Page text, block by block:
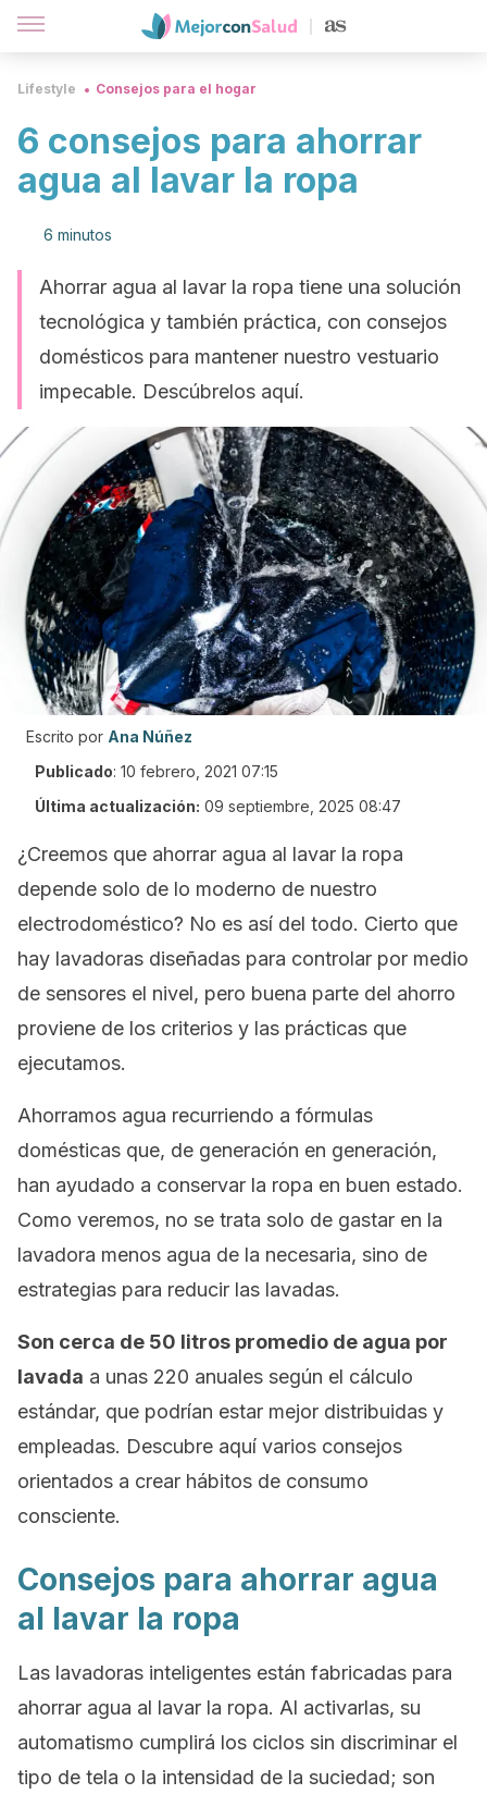
Lifestyle Consejos para el hogar
6 consejos para ahorrar
agua al lavar la ropa
6 minutos
Ahorrar agua al lavar la ropa tiene una solución
tecnológica y también práctica, con consejos
domésticos para mantener nuestro vestuario
impecable. Descúbrelos aquí.
Escrito por Ana Núñez
Publicado: 10 febrero, 2021 07:15
Última actualización: 09 septiembre, 2025 08:47
¿Creemos que ahorrar agua al lavar la ropa
depende solo de lo moderno de nuestro
electrodoméstico? No es así del todo. Cierto que
hay lavadoras diseñadas para controlar por medio
de sensores el nivel, pero buena parte del ahorro
proviene de los criterios y las prácticas que
ejecutamos.
Ahorramos agua recurriendo a fórmulas
domésticas que, de generación en generación,
han ayudado a conservar la ropa en buen estado.
Como veremos, no se trata solo de gastar en la
lavadora menos agua de la necesaria, sino de
estrategias para reducir las lavadas.
Son cerca de 50 litros promedio de agua por
lavada a unas 220 anuales según el cálculo
estándar, que podrían estar mejor distribuidas y
empleadas. Descubre aquí varios consejos
orientados a crear hábitos de consumo
consciente.
Consejos para ahorrar agua
al lavar la ropa
Las lavadoras inteligentes están fabricadas para
ahorrar agua al lavar la ropa. Al activarlas, su
automatismo cumplirá los ciclos sin discriminar el
tipo de tela o la intensidad de la suciedad; son